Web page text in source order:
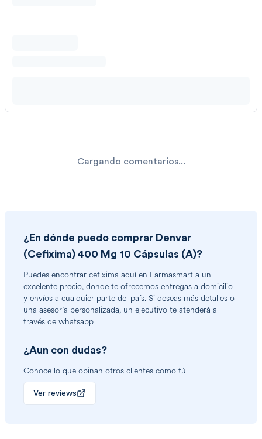
Cargando comentarios...
¿En dónde puedo comprar Denvar
(Cefixima) 400 Mg 10 Cápsulas (A)?
Puedes encontrar cefixima aquí en Farmasmart a un
excelente precio, donde te ofrecemos entregas a domicilio
y envíos a cualquier parte del país. Si deseas más detalles o
una asesoría personalizada, un ejecutivo te atenderá a
través de whatsapp
¿Aun con dudas?
Conoce lo que opinan otros clientes como tú
Ver reviews